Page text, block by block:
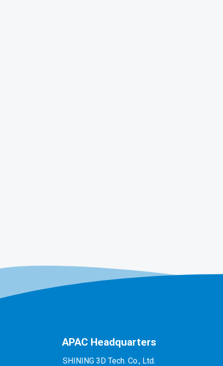
APAC Headquarters
SHINING 3D Tech. Co., Ltd.